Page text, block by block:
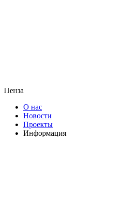
Пенза
О нас
Новости
Проекты
Информация